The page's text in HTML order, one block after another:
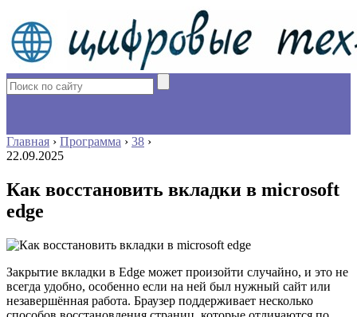
Главная › Программа › 38 ›
22.09.2025
Как восстановить вкладки в microsoft
edge
Закрытие вкладки в Edge может произойти случайно, и это не
всегда удобно, особенно если на ней был нужный сайт или
незавершённая работа. Браузер поддерживает несколько